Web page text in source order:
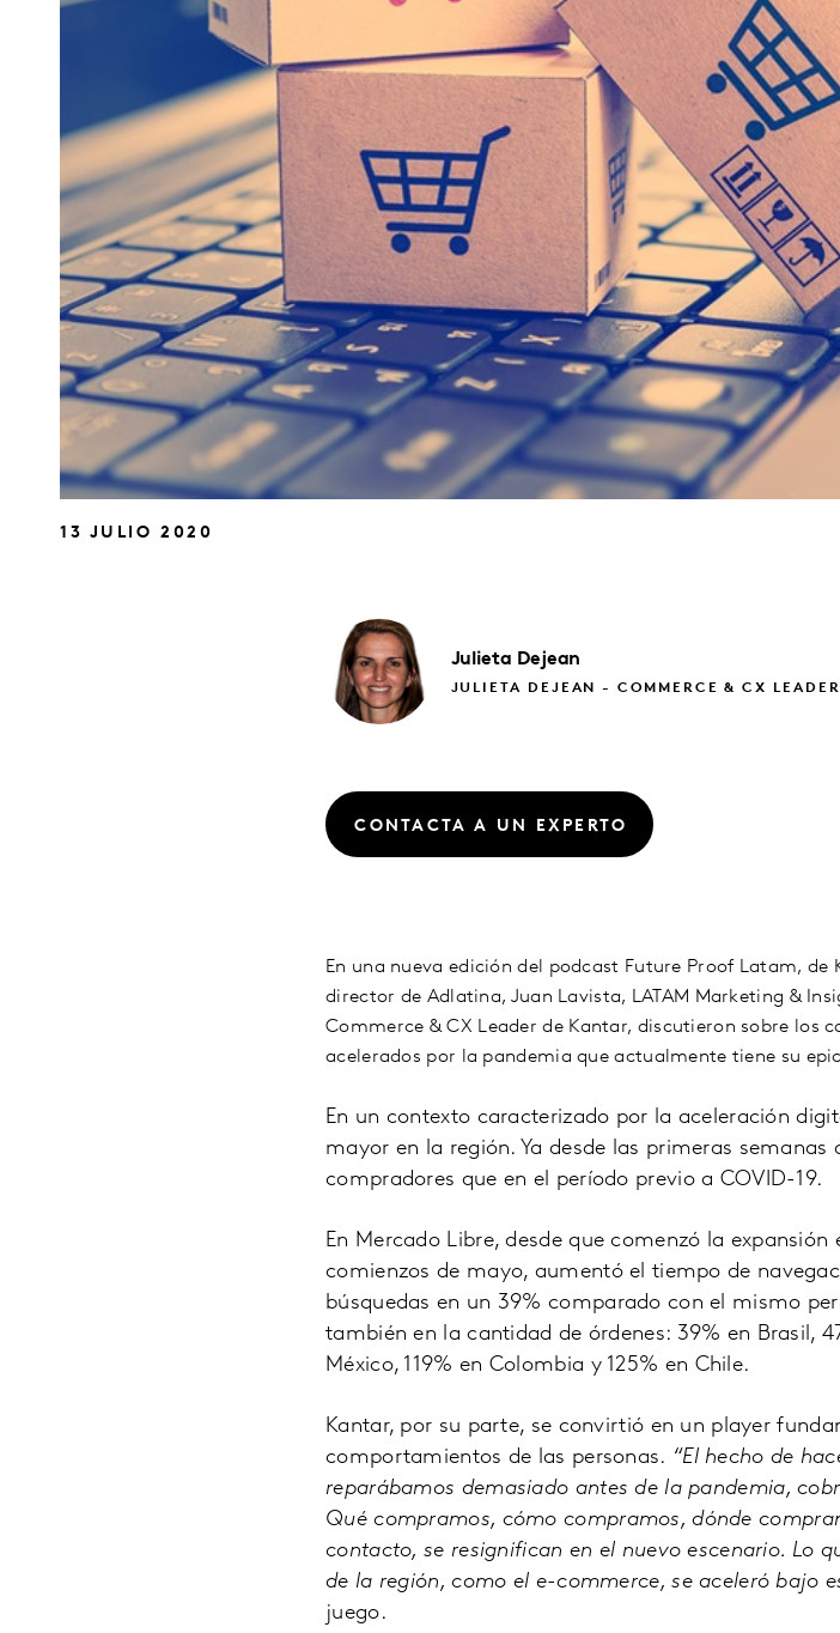
13 JULIO 2020
Julieta Dejean
JULIETA DEJEAN - COMMERCE & CX
CONTACTA A UN EXPERTO
En una nueva edición del podcast Future Proof Latam,
director de Adlatina, Juan Lavista, LATAM Marketing &
Commerce & CX Leader de Kantar, discutieron sobre los
acelerados por la pandemia que actualmente tiene su
En un contexto caracterizado por la aceleración
mayor en la región. Ya desde las primeras
compradores que en el período previo a COVID-19.
En Mercado Libre, desde que comenzó la
comienzos de mayo, aumentó el tiempo de
búsquedas en un 39% comparado con el mismo
también en la cantidad de órdenes: 39% en Brasil,
México, 119% en Colombia y 125% en Chile.
Kantar, por su parte, se convirtió en un player
comportamientos de las personas. “El hecho de
reparábamos demasiado antes de la pandemia,
Qué compramos, cómo compramos, dónde
contacto, se resignifican en el nuevo escenario. Lo
de la región, como el e-commerce, se aceleró bajo
juego.